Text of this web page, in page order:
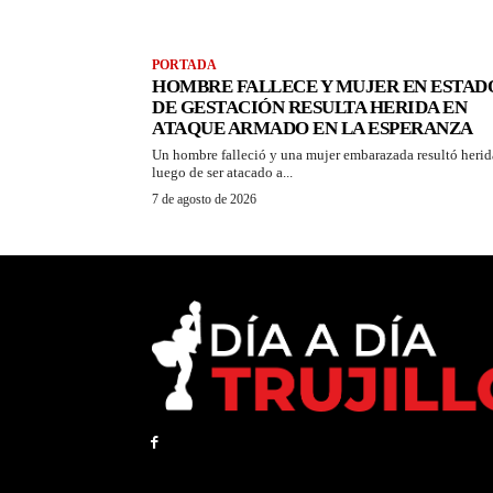
PORTADA
HOMBRE FALLECE Y MUJER EN
DE GESTACIÓN RESULTA HERIDA EN
ATAQUE ARMADO EN LA ESPERANZA
Un hombre falleció y una mujer embarazada resultó
luego de ser atacado a...
7 de agosto de 2026